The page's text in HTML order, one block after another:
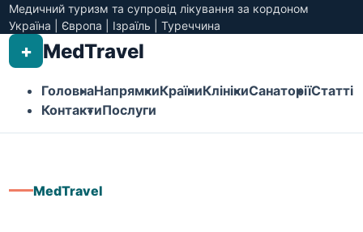
Медичний туризм та супровід лікування за кордоном
Україна | Європа | Ізраїль | Туреччина
+ MedTravel
ГоловнаНапрямкиКраїниКлінікиСанаторіїСтатті
КонтактиПослуги
MedTravel